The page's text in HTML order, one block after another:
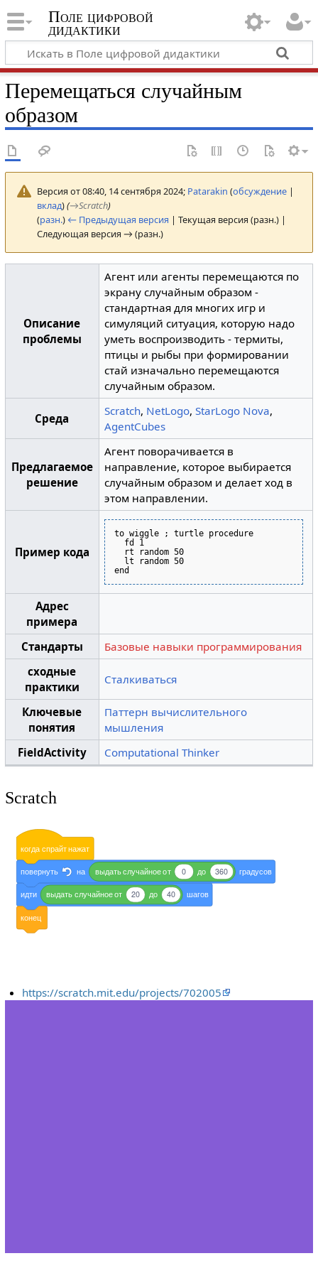
Поле цифровой
дидактики
Перемещаться случайным
образом
Версия от 08:40, 14 сентября 2024; Patarakin (обсуждение|
вклад)(→Scratch)
(разн.) ← Предыдущая версия | Текущая версия (разн.) |
Следующая версия → (разн.)
Описание
проблемы
Агент или агенты перемещаются по
экрану случайным образом -
стандартная для многих игр и
симуляций ситуация, которую надо
уметь воспроизводить - термиты,
птицы и рыбы при формировании
стай изначально перемещаются
случайным образом.
Среда
Scratch, NetLogo,StarLogo Nova,
AgentCubes
Предлагаемое
решение
Агент поворачивается в
направление, которое выбирается
случайным образом и делает ход в
этом направлении.
Пример кода
to wiggle ; turtle procedure
fd 1
rt random 50
lt random 50
end
Адрес
примера
Стандарты
Базовые навыки программирования
сходные
практики
Сталкиваться
Ключевые
понятия
Паттерн вычислительного
мышления
FieldActivity
Computational Thinker
Scratch
когдаспрайтнажат
повернуть на выдатьслучайноеот 0 до 360 градусов
идти выдать случайноеот 20 до 40 шагов
конец
https://scratch.mit.edu/projects/702005